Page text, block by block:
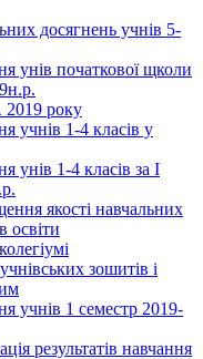
досягнень учнів 5-
унів початкової щколи
року
учнів 1-4 класів у
унів 1-4 класів за І
якості навчальних
освіти
зошитів і
учнів 1 семестр 2019-
результатів навчання